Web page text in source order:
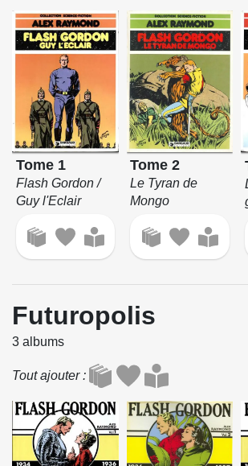
Tome 1
Flash Gordon /
Guy l'Eclair
Tome 2
Le Tyran de
Mongo
Futuropolis
3 albums
Tout ajouter